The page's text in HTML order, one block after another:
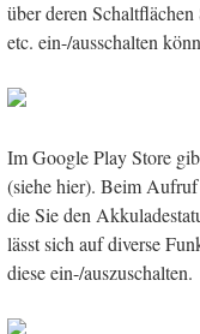
über deren
etc. ein-/ausschalten
Im Google Play Store
(siehe hier). Beim
die Sie den
lässt sich auf diverse
diese ein-/auszuschalten.